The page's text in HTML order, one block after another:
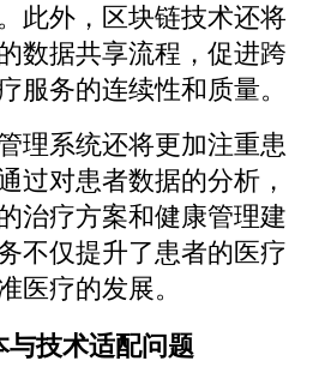
此外，区块链技术还将
数据共享流程，促进跨
服务的连续性和质量。
理系统还将更加注重患
过对患者数据的分析，
治疗方案和健康管理建
不仅提升了患者的医疗
医疗的发展。
与技术适配问题